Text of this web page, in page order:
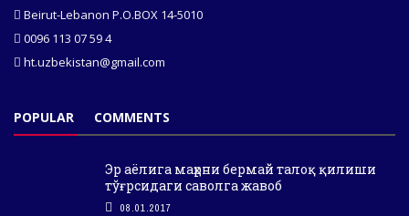
Beirut-Lebanon P.O.BOX 14-5010
0096 113 07 59 4
ht.uzbekistan@gmail.com
POPULAR COMMENTS
Эр аёлига маҳрни бермай талоқ қилиши
тўғрсидаги саволга жавоб
08.01.2017